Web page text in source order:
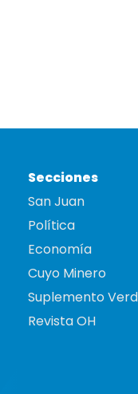
Secciones
San Juan
Política
Economía
Cuyo Minero
Suplemento
Revista OH